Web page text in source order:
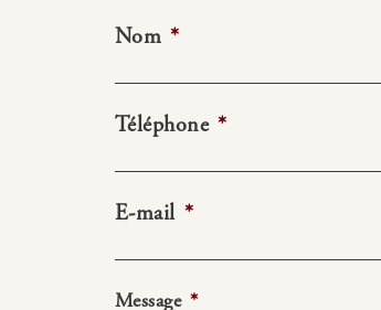
Nom *
Téléphone *
E-mail *
Message *